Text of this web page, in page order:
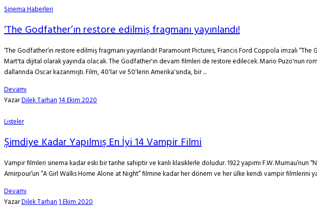
Sinema Haberleri
‘The Godfather’ın restore edilmiş fragmanı yayınlandı!
‘The Godfather’ın restore edilmiş fragmanı yayınlandı! Paramount Pictures, Francis Ford Coppola imzalı
Mart'ta dijital olarak yayında olacak. The Godfather'ın devam filmleri de restore edilecek. Mario Puzo'nun
dallarında Oscar kazanmıştı. Film, 40'lar ve 50'lerin Amerika'sında, bir ...
Devamı
YazarDilek Tarhan14 Ekim 2020
Listeler
Şimdiye Kadar Yapılmış En İyi 14 Vampir Filmi
Vampir filmleri sinema kadar eski bir tarihe sahiptir ve kanlı klasiklerle doludur. 1922 yapımı F.W.
Amirpour’un “A Girl Walks Home Alone at Night” filmine kadar her dönem ve her ülke kendi vampir
Devamı
YazarDilek Tarhan1 Ekim 2020